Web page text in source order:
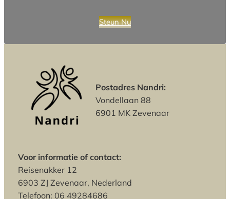
Steun Nu
Postadres Nandri:
Vondellaan 88
6901 MK Zevenaar
Voor informatie of contact:
Reisenakker 12
6903 ZJ Zevenaar, Nederland
Telefoon: 06 49284686